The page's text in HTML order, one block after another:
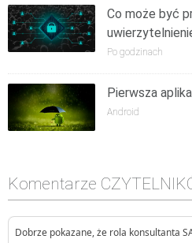
Co może być
Po godzinach
Pierwsza
Android
Komentarze
Dobrze pokazane, że rola konsultanta